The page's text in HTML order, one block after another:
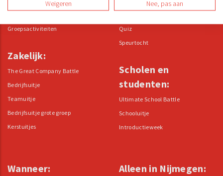
Groepsactiviteiten
Zakelijk:
The Great Company Battle
Bedrijfsuitje
Teamuitje
Bedrijfsuitje grote groep
Kerstuitjes
Quiz
Speurtocht
Scholen en
studenten:
Ultimate School Battle
Schooluitje
Introductieweek
Wanneer: Alleen in Nijmegen:
Weigeren Nee, pas aan